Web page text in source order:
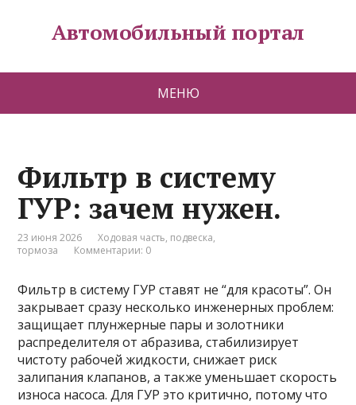
Автомобильный портал
МЕНЮ
Фильтр в систему
ГУР: зачем нужен.
23 июня 2026
Ходовая часть, подвеска,
тормоза
Комментарии: 0
Фильтр в систему ГУР ставят не “для красоты”. Он
закрывает сразу несколько инженерных проблем:
защищает плунжерные пары и золотники
распределителя от абразива, стабилизирует
чистоту рабочей жидкости, снижает риск
залипания клапанов, а также уменьшает скорость
износа насоса. Для ГУР это критично, потому что